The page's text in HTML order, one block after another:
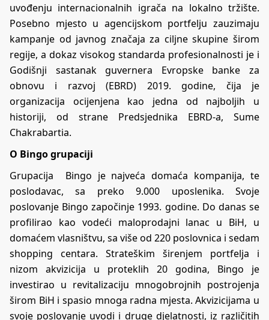
uvođenju internacionalnih igrača na lokalno tržište.
Posebno mjesto u agencijskom portfelju zauzimaju
kampanje od javnog značaja za ciljne skupine širom
regije, a dokaz visokog standarda profesionalnosti je i
Godišnji sastanak guvernera Evropske banke za
obnovu i razvoj (EBRD) 2019. godine, čija je
organizacija ocijenjena kao jedna od najboljih u
historiji, od strane Predsjednika EBRD-a, Sume
Chakrabartia.
O Bingo grupaciji
Grupacija Bingo je najveća domaća kompanija, te
poslodavac, sa preko 9.000 uposlenika. Svoje
poslovanje Bingo započinje 1993. godine. Do danas se
profilirao kao vodeći maloprodajni lanac u BiH, u
domaćem vlasništvu, sa više od 220 poslovnica i sedam
shopping centara. Strateškim širenjem portfelja i
nizom akvizicija u proteklih 20 godina, Bingo je
investirao u revitalizaciju mnogobrojnih postrojenja
širom BiH i spasio mnoga radna mjesta. Akvizicijama u
svoje poslovanje uvodi i druge djelatnosti, iz različitih